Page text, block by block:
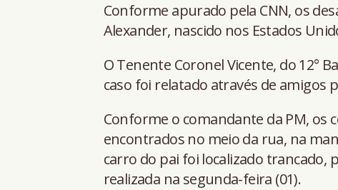
Conforme apurado pela CNN, os
Alexander, nascido nos Estados
O Tenente Coronel Vicente, do 12°
caso foi relatado através de amigos
Conforme o comandante da PM, os
encontrados no meio da rua, na
carro do pai foi localizado trancado,
realizada na segunda-feira (01).